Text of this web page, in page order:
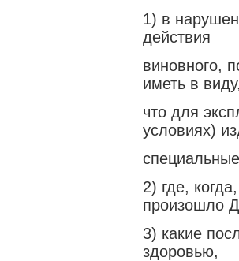
1) в
действия
виновного,
иметь в
что для
условиях)
2) где,
произошло
3) какие
здоровью,